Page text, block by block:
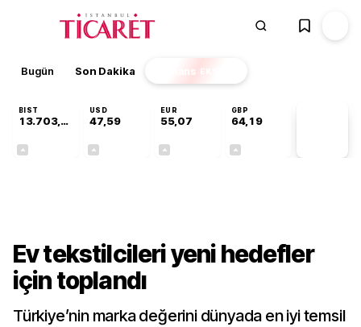
Bugün Son Dakika Finans EKSTRA
BIST
13.703,13
USD
47,59
EUR
55,07
GBP
64,19
Ev tekstilcileri yeni hedefler
için toplandı
Türkiye’nin marka değerini dünyada en iyi temsil